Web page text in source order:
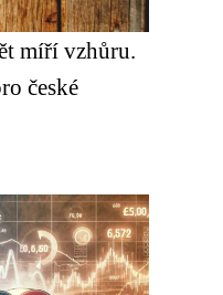
míří vzhůru.
české